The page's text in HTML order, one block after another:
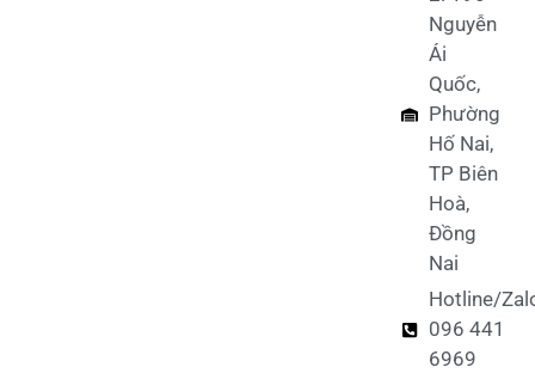
Nguyễn
Ái
Quốc,
Phường
Hố Nai,
TP Biên
Hoà,
Đồng
Nai
Hotline/
096 441
6969